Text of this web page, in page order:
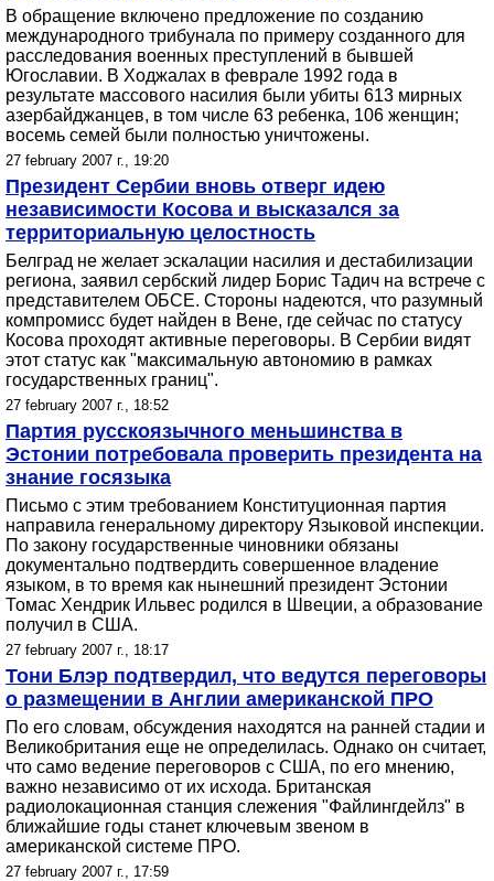
В обращение включено предложение по созданию
международного трибунала по примеру созданного для
расследования военных преступлений в бывшей
Югославии. В Ходжалах в феврале 1992 года в
результате массового насилия были убиты 613 мирных
азербайджанцев, в том числе 63 ребенка, 106 женщин;
восемь семей были полностью уничтожены.
27 february 2007 г., 19:20
Президент Сербии вновь отверг идею
независимости Косова и высказался за
территориальную целостность
Белград не желает эскалации насилия и дестабилизации
региона, заявил сербский лидер Борис Тадич на встрече с
представителем ОБСЕ. Стороны надеются, что разумный
компромисс будет найден в Вене, где сейчас по статусу
Косова проходят активные переговоры. В Сербии видят
этот статус как "максимальную автономию в рамках
государственных границ".
27 february 2007 г., 18:52
Партия русскоязычного меньшинства в
Эстонии потребовала проверить президента на
знание госязыка
Письмо с этим требованием Конституционная партия
направила генеральному директору Языковой инспекции.
По закону государственные чиновники обязаны
документально подтвердить совершенное владение
языком, в то время как нынешний президент Эстонии
Томас Хендрик Ильвес родился в Швеции, а образование
получил в США.
27 february 2007 г., 18:17
Тони Блэр подтвердил, что ведутся переговоры
о размещении в Англии американской ПРО
По его словам, обсуждения находятся на ранней стадии и
Великобритания еще не определилась. Однако он считает,
что само ведение переговоров с США, по его мнению,
важно независимо от их исхода. Британская
радиолокационная станция слежения "Файлингдейлз" в
ближайшие годы станет ключевым звеном в
американской системе ПРО.
27 february 2007 г., 17:59